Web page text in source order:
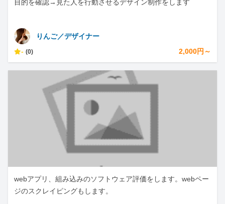
目的を確認→見た人を行動させるデザイン制作をします
りんご／デザイナー
- (0) 2,000円～
webアプリ、組み込みのソフトウェア評価をします。webペー
ジのスクレイピングもします。